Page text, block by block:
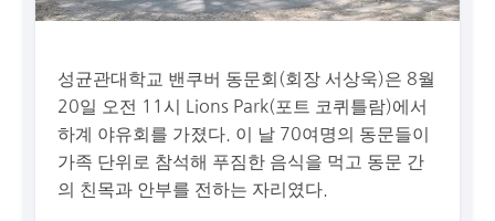
성균관대학교 밴쿠버 동문회(회장 서상욱)은 8월
20일 오전 11시 Lions Park(포트 코퀴틀람)에서
하계 야유회를 가졌다. 이 날 70여명의 동문들이
가족 단위로 참석해 푸짐한 음식을 먹고 동문 간
의 친목과 안부를 전하는 자리였다.